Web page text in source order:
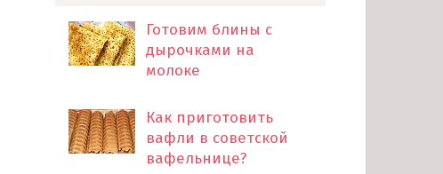
Готовим блины с
дырочками на
молоке
Как приготовить
вафли в советской
вафельнице?